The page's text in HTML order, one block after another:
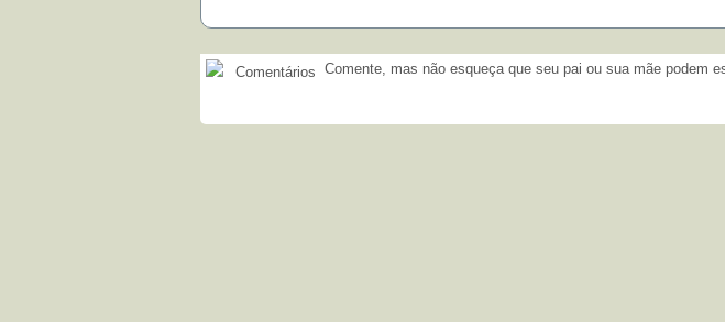
Comentários Comente, mas não esqueça que seu pai ou sua mãe podem